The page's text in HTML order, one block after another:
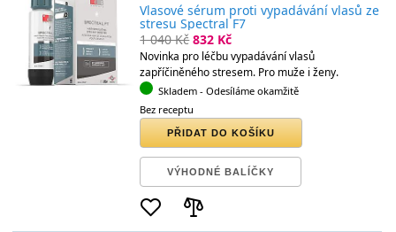
Vlasové sérum proti vypadávání vlasů ze
stresu Spectral F7
1 040 Kč 832 Kč
Novinka pro léčbu vypadávání vlasů
zapříčiněného stresem. Pro muže i ženy.
Skladem - Odesíláme okamžitě
Bez receptu
PŘIDAT DO KOŠÍKU
VÝHODNÉ BALÍČKY